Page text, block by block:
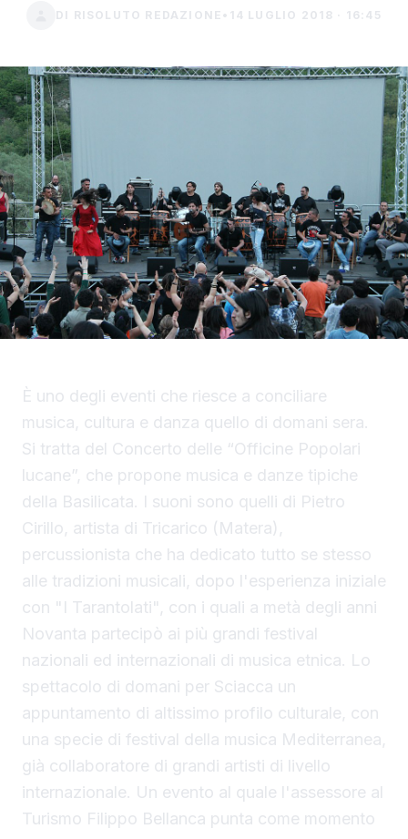
DI RISOLUTO REDAZIONE • 14 LUGLIO 2018 · 16:45
È uno degli eventi che riesce a conciliare
musica, cultura e danza quello di domani sera.
Si tratta del Concerto delle “Officine Popolari
lucane”, che propone musica e danze tipiche
della Basilicata. I suoni sono quelli di Pietro
Cirillo, artista di Tricarico (Matera),
percussionista che ha dedicato tutto se stesso
alle tradizioni musicali, dopo l'esperienza iniziale
con "I Tarantolati", con i quali a metà degli anni
Novanta partecipò ai più grandi festival
nazionali ed internazionali di musica etnica. Lo
spettacolo di domani per Sciacca un
appuntamento di altissimo profilo culturale, con
una specie di festival della musica Mediterranea,
già collaboratore di grandi artisti di livello
internazionale. Un evento al quale l'assessore al
Turismo Filippo Bellanca punta come momento